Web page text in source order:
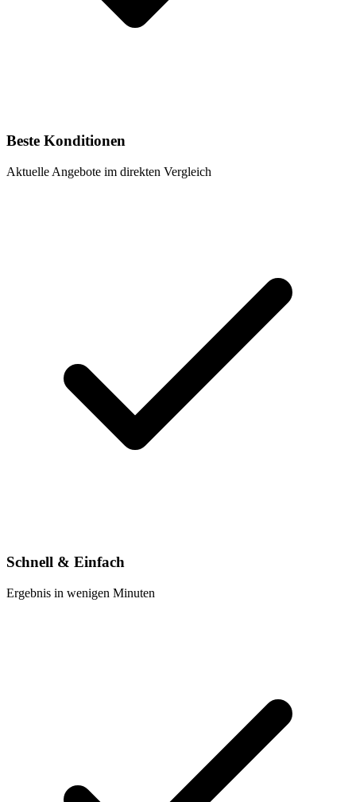
Beste Konditionen
Aktuelle Angebote im direkten Vergleich
Schnell & Einfach
Ergebnis in wenigen Minuten